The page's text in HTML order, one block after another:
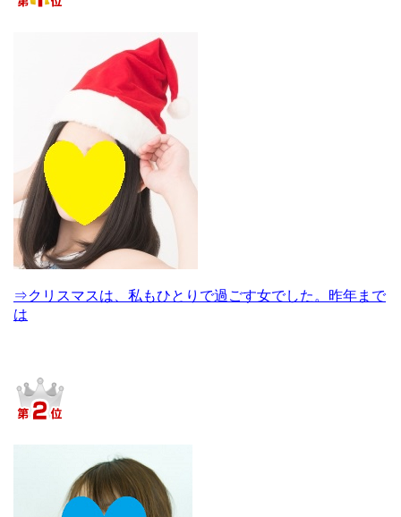
⇒クリスマスは、私もひとりで過ごす女でした。昨年まで
は